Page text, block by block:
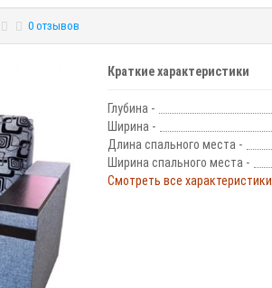
0 отзывов
Краткие характеристики
Глубина -
Ширина -
Длина спального места -
Ширина спального места -
Смотреть все характеристики